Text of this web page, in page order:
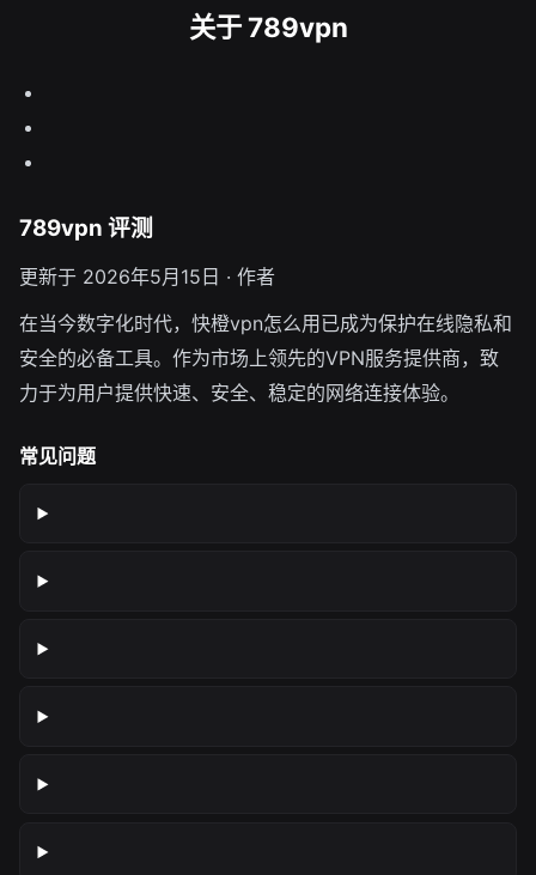
关于 789vpn
789vpn 评测
更新于 2026年5月15日 · 作者
在当今数字化时代，快橙vpn怎么用已成为保护在线隐私和
安全的必备工具。作为市场上领先的VPN服务提供商，致
力于为用户提供快速、安全、稳定的网络连接体验。
常见问题